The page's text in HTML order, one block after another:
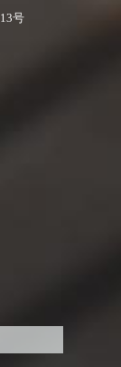
号